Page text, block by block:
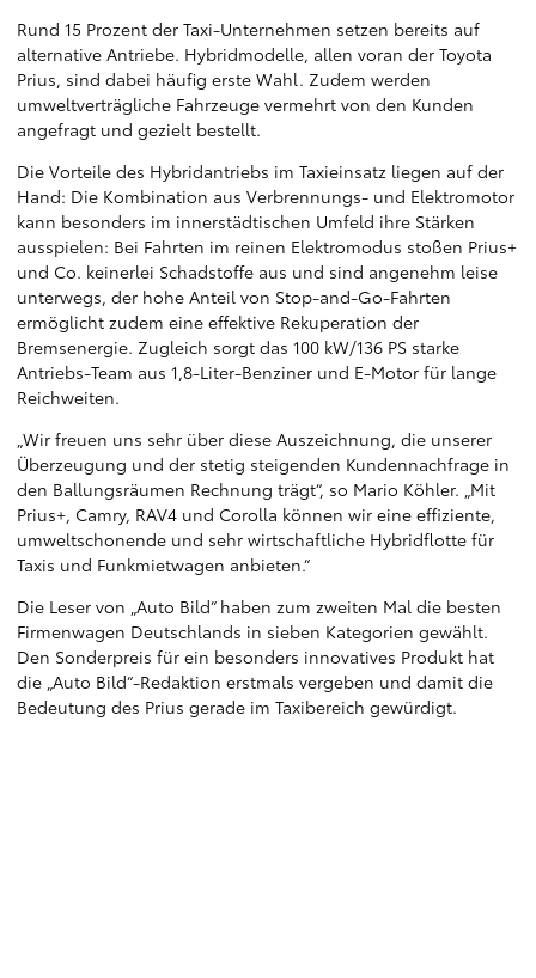
Rund 15 Prozent der Taxi-Unternehmen setzen bereits auf
alternative Antriebe. Hybridmodelle, allen voran der Toyota
Prius, sind dabei häufig erste Wahl. Zudem werden
umweltverträgliche Fahrzeuge vermehrt von den Kunden
angefragt und gezielt bestellt.
Die Vorteile des Hybridantriebs im Taxieinsatz liegen auf der
Hand: Die Kombination aus Verbrennungs- und Elektromotor
kann besonders im innerstädtischen Umfeld ihre Stärken
ausspielen: Bei Fahrten im reinen Elektromodus stoßen Prius+
und Co. keinerlei Schadstoffe aus und sind angenehm leise
unterwegs, der hohe Anteil von Stop-and-Go-Fahrten
ermöglicht zudem eine effektive Rekuperation der
Bremsenergie. Zugleich sorgt das 100 kW/136 PS starke
Antriebs-Team aus 1,8-Liter-Benziner und E-Motor für lange
Reichweiten.
„Wir freuen uns sehr über diese Auszeichnung, die unserer
Überzeugung und der stetig steigenden Kundennachfrage in
den Ballungsräumen Rechnung trägt“, so Mario Köhler. „Mit
Prius+, Camry, RAV4 und Corolla können wir eine effiziente,
umweltschonende und sehr wirtschaftliche Hybridflotte für
Taxis und Funkmietwagen anbieten.“
Die Leser von „Auto Bild“ haben zum zweiten Mal die besten
Firmenwagen Deutschlands in sieben Kategorien gewählt.
Den Sonderpreis für ein besonders innovatives Produkt hat
die „Auto Bild“-Redaktion erstmals vergeben und damit die
Bedeutung des Prius gerade im Taxibereich gewürdigt.